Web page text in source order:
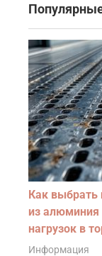
Как выбрать
из алюминия
нагрузок в
Информация